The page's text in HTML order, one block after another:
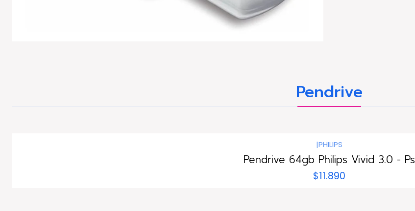
Pendrive
|PHILIPS
Pendrive 64gb Philips Vivid 3.0 - Ps
$11.890